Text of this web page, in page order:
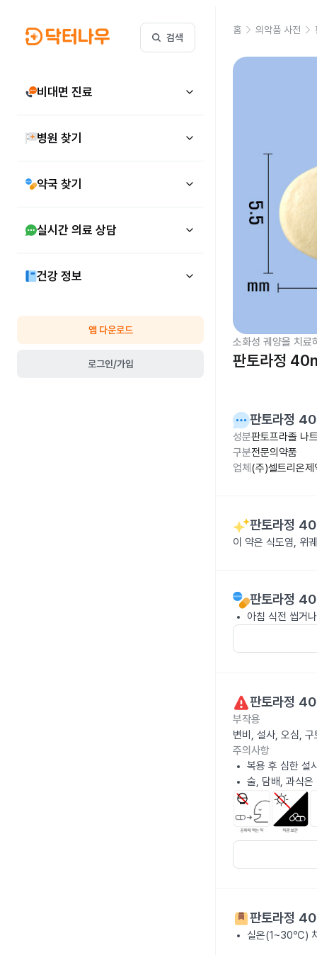
검색
비대면 진료
병원 찾기
약국 찾기
실시간 의료 상담
건강 정보
앱 다운로드
로그인/가입
홈 의약품 사전
소화성 궤양을 치료
판토라정
판토라정
성분판토프라졸 나
구분전문의약품
업체 (주)셀트리온제
판토라정
이 약은 식도염, 위
판토라정
아침 식전 씹거
판토라정
부작용
변비, 설사, 오심,
주의사항
복용 후 심한 설
술, 담배, 과식은
판토라정
실온(1~30℃)